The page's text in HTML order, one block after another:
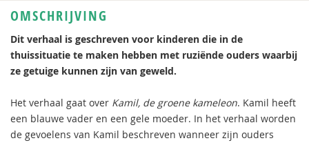
OMSCHRIJVING
Dit verhaal is geschreven voor kinderen die in de
thuissituatie te maken hebben met ruziënde ouders waarbij
ze getuige kunnen zijn van geweld.
Het verhaal gaat over Kamil, de groene kameleon. Kamil heeft
een blauwe vader en een gele moeder. In het verhaal worden
de gevoelens van Kamil beschreven wanneer zijn ouders